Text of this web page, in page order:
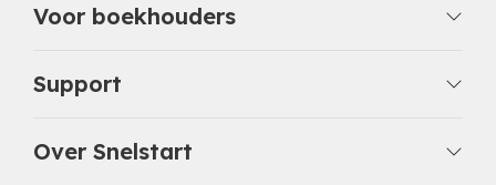
Voor boekhouders
Support
Over Snelstart